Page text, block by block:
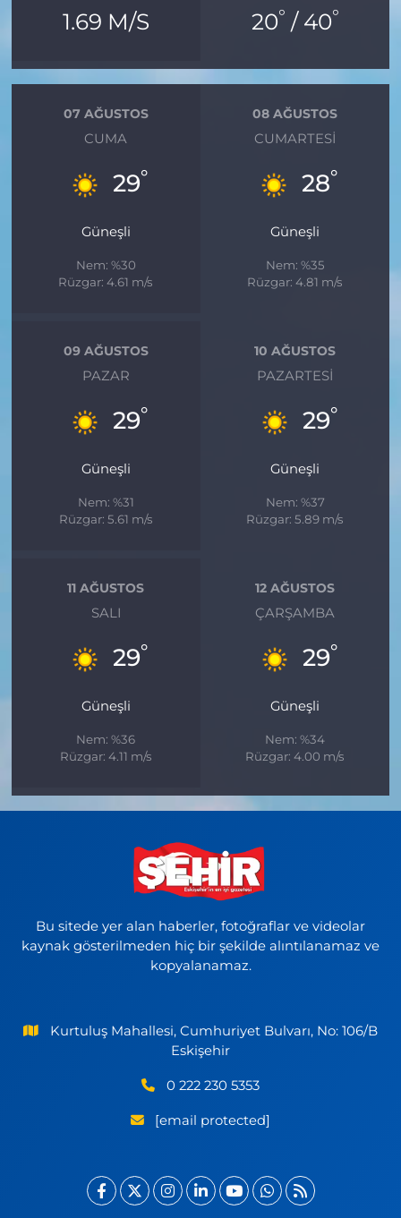
1.69 M/S 20° / 40°
07 AĞUSTOS
CUMA
29°
Güneşli
Nem: %30
Rüzgar: 4.61 m/s
08 AĞUSTOS
CUMARTESI
28°
Güneşli
Nem: %35
Rüzgar: 4.81 m/s
09 AĞUSTOS
PAZAR
29°
Güneşli
Nem: %31
Rüzgar: 5.61 m/s
10 AĞUSTOS
PAZARTESI
29°
Güneşli
Nem: %37
Rüzgar: 5.89 m/s
11 AĞUSTOS
SALI
29°
Güneşli
Nem: %36
Rüzgar: 4.11 m/s
12 AĞUSTOS
ÇARŞAMBA
29°
Güneşli
Nem: %34
Rüzgar: 4.00 m/s
Bu sitede yer alan haberler, fotoğraflar ve videolar
kaynak gösterilmeden hiç bir şekilde alıntılanamaz ve
kopyalanamaz.
Kurtuluş Mahallesi, Cumhuriyet Bulvarı, No: 106/B
Eskişehir
0 222 230 5353
[email protected]